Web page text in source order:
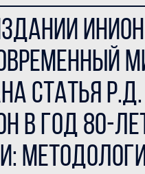
статья
в год 80-